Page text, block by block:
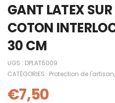
GANT LATEX
COTON
30 CM
UGS : DPLAT5009
CATÉGORIES : Protection de l'artisan,
€7,50